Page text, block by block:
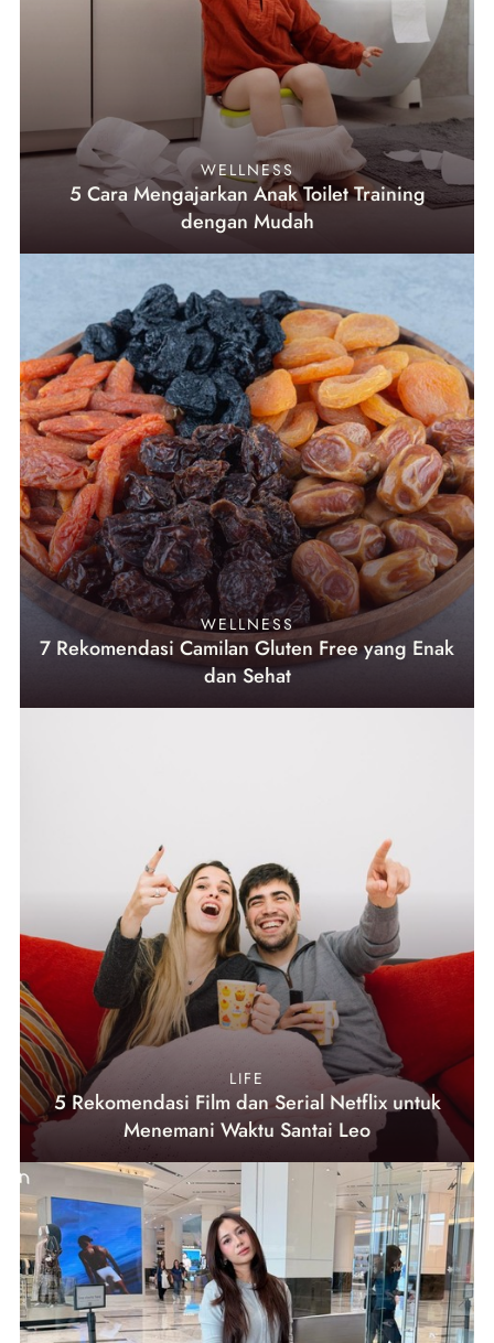
WELLNESS
5 Cara Mengajarkan Anak Toilet Training
dengan Mudah
WELLNESS
7 Rekomendasi Camilan Gluten Free yang Enak
dan Sehat
LIFE
5 Rekomendasi Film dan Serial Netflix untuk
Menemani Waktu Santai Leo